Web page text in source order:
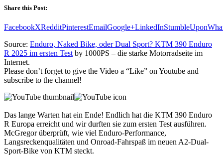
Share this Post:
FacebookXRedditPinterestEmailGoogle+LinkedInStumbleUpon
Source: Enduro, Naked Bike, oder Dual Sport? KTM 390 Enduro
R 2025 im ersten Test by 1000PS – die starke Motorradseite im
Internet.
Please don’t forget to give the Video a “Like” on Youtube and
subscribe to the channel!
Das lange Warten hat ein Ende! Endlich hat die KTM 390 Enduro
R Europa erreicht und wir durften sie zum ersten Test ausführen.
McGregor überprüft, wie viel Enduro-Performance,
Langsreckenqualitäten und Onroad-Fahrspaß im neuen A2-Dual-
Sport-Bike von KTM steckt.